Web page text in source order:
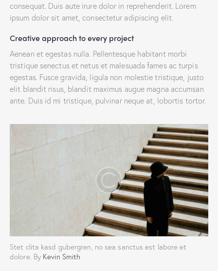
consequat. Duis aute irure dolor in reprehenderit. Lorem
ipsum dolor sit amet, consectetur adipiscing elit.
Creative approach to every project
Aenean et egestas nulla. Pellentesque habitant morbi
tristique senectus et netus et malesuada fames ac turpis
egestas. Fusce gravida, ligula non molestie tristique, justo
elit blandit risus, blandit maximus augue magna accumsan
ante. Duis id mi tristique, pulvinar neque at, lobortis tortor.
Stet clita kasd gubergren, no sea sanctus est labore et
dolore. By Kevin Smith